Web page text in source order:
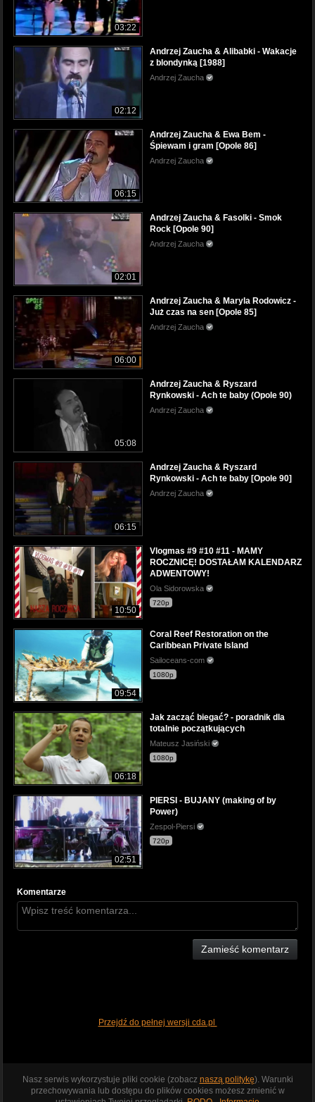
03:22
02:12
Andrzej Zaucha & Alibabki - Wakacje
z blondynką [1988]
Andrzej Zaucha
06:15
Andrzej Zaucha & Ewa Bem -
Śpiewam i gram [Opole 86]
Andrzej Zaucha
02:01
Andrzej Zaucha & Fasolki - Smok
Rock [Opole 90]
Andrzej Zaucha
06:00
Andrzej Zaucha & Maryla Rodowicz -
Już czas na sen [Opole 85]
Andrzej Zaucha
05:08
Andrzej Zaucha & Ryszard
Rynkowski - Ach te baby (Opole 90)
Andrzej Zaucha
06:15
Andrzej Zaucha & Ryszard
Rynkowski - Ach te baby [Opole 90]
Andrzej Zaucha
10:50
Vlogmas #9 #10 #11 - MAMY
ROCZNICĘ! DOSTAŁAM KALENDARZ
ADWENTOWY!
Ola Sidorowska
720p
09:54
Coral Reef Restoration on the
Caribbean Private Island
Sailoceans-com
1080p
06:18
Jak zacząć biegać? - poradnik dla
totalnie początkujących
Mateusz Jasiński
1080p
02:51
PIERSI - BUJANY (making of by
Power)
Zespol-Piersi
720p
Komentarze
Zamieść komentarz
Przejdź do pełnej wersji cda.pl
Nasz serwis wykorzystuje pliki cookie (zobacz naszą politykę). Warunki
przechowywania lub dostępu do plików cookies możesz zmienić w